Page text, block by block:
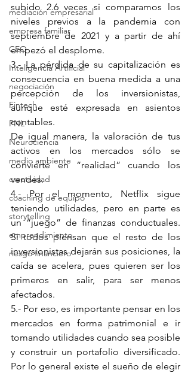
mediación empresarial
empresa familiar
CEO
Inteligencia Artificial
negociación
Fintech
PNL
Neurociencia
medio ambiente
creatividad
coaching de equipo
storytelling
emprendimiento
riesgo financiero
subido 2.6 veces si comparamos los
niveles previos a la pandemia con
septiembre de 2021 y a partir de ahí
empezó el desplome.
3.- La pérdida de su capitalización es
consecuencia en buena medida a una
percepción de los inversionistas,
aunque esté expresada en asientos
contables.
De igual manera, la valoración de tus
activos en los mercados sólo se
convierte en “realidad” cuando los
vendes.
4.- Por el momento, Netflix sigue
teniendo utilidades, pero en parte es
un “juego” de finanzas conductuales.
Si todos piensan que el resto de los
inversionistas dejarán sus posiciones, la
caída se acelera, pues quieren ser los
primeros en salir, para ser menos
afectados.
5.- Por eso, es importante pensar en los
mercados en forma patrimonial e ir
tomando utilidades cuando sea posible
y construir un portafolio diversificado.
Por lo general existe el sueño de elegir